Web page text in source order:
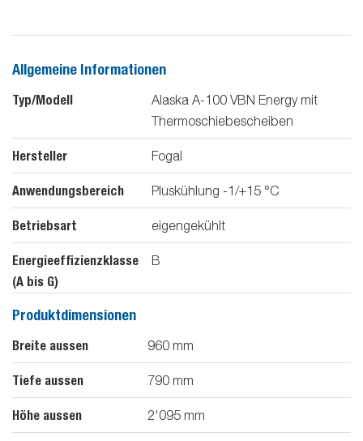
Allgemeine Informationen
Typ/Modell
Alaska A-100 VBN Energy mit
Thermoschiebescheiben
Hersteller Fogal
Anwendungsbereich Pluskühlung -1/+15 °C
Betriebsart eigengekühlt
Energieeffizienzklasse
(A bis G)
B
Produktdimensionen
Breite aussen 960 mm
Tiefe aussen 790 mm
Höhe aussen 2'095 mm